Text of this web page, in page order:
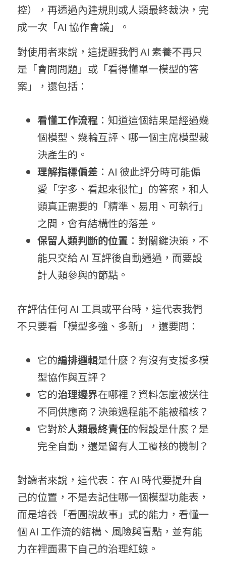
控），再透過內建規則或人類最終裁決，完
成一次「AI 協作會議」。
對使用者來說，這提醒我們 AI 素養不再只
是「會問問題」或「看得懂單一模型的答
案」，還包括：
看懂工作流程 ：知道這個結果是經過幾
個模型、幾輪互評、哪一個主席模型裁
決產生的。
理解指標偏差 ：AI 彼此評分時可能偏
愛「字多、看起來很忙」的答案，和人
類真正需要的「精準、易用、可執行」
之間，會有結構性的落差。
保留人類判斷的位置 ：對關鍵決策，不
能只交給 AI 互評後自動通過，而要設
計人類參與的節點。
在評估任何 AI 工具或平台時，這代表我們
不只要看「模型多強、多新」，還要問：
它的編排邏輯是什麼？有沒有支援多模
型協作與互評？
它的治理邊界在哪裡？資料怎麼被送往
不同供應商？決策過程能不能被稽核？
它對於人類最終責任的假設是什麼？是
完全自動，還是留有人工覆核的機制？
對讀者來說，這代表：在 AI 時代要提升自
己的位置，不是去記住哪一個模型功能表，
而是培養「看圖說故事」式的能力，看懂一
個 AI 工作流的結構、風險與盲點，並有能
力在裡面畫下自己的治理紅線。